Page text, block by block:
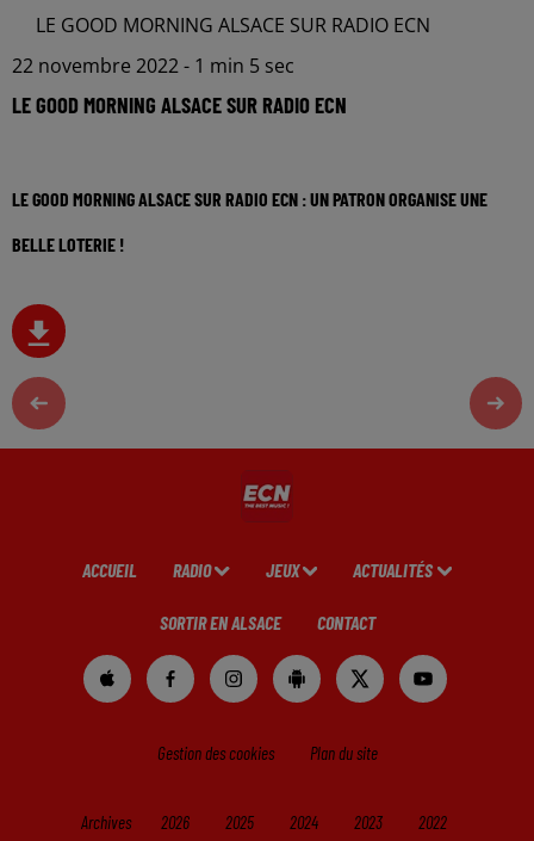
LE GOOD MORNING ALSACE SUR RADIO ECN
22 novembre 2022 - 1 min 5 sec
LE GOOD MORNING ALSACE SUR RADIO ECN
LE GOOD MORNING ALSACE SUR RADIO ECN : UN PATRON ORGANISE UNE
BELLE LOTERIE !
ACCUEIL RADIO JEUX ACTUALITÉS
SORTIR EN ALSACE CONTACT
Gestion des cookies Plan du site
Archives 2026 2025 2024 2023 2022